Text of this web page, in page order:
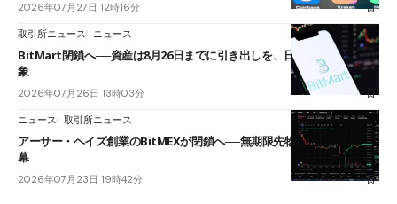
2026年07月27日 12時16分
取引所ニュース ニュース
BitMart閉鎖へ──資産は8月26日までに引き出しを、日本人利用者も対
象
2026年07月26日 13時03分
ニュース 取引所ニュース
アーサー・ヘイズ創業のBitMEXが閉鎖へ──無期限先物を生んだ11年に
幕
2026年07月23日 19時42分